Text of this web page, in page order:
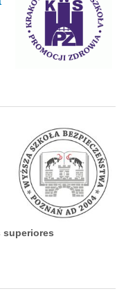
superiores